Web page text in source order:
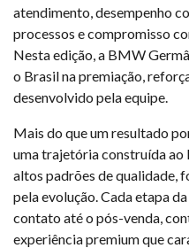
atendimento, desempenho
processos e compromisso
Nesta edição, a BMW
o Brasil na premiação,
desenvolvido pela equipe.
Mais do que um resultado
uma trajetória construída ao
altos padrões de qualidade,
pela evolução. Cada etapa
contato até o pós-venda,
experiência premium que